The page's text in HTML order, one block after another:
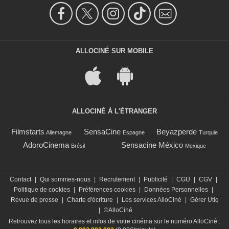
ALLOCINÉ SUR MOBILE
ALLOCINÉ À L'ÉTRANGER
Filmstarts Allemagne SensaCine Espagne Beyazperde Turquie
AdoroCinema Brésil Sensacine México Mexique
Contact Qui sommes-nous Recrutement Publicité CGU CGV
Politique de cookies
Préférences cookies Données Personnelles
Revue de presse
Charte d'écriture Les services AlloCiné
Gérer Utiq
©AlloCiné
Retrouvez tous les horaires et infos de votre cinéma sur le numéro AlloCiné :